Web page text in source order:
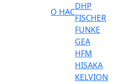
О НАС
DHP
FISCHER
FUNKE
GEA
HFM
HISAKA
KELVION